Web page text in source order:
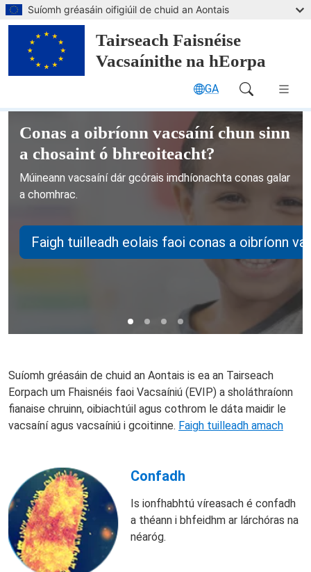
Leapaigh go dtí an príomhábhar
Suíomh gréasáin oifigiúil de chuid an Aontais
Tairseach Faisnéise
Vacsaínithe na hEorpa
GA
Main Navigation (desktop)
Tairseach Faisnéise Vacsaínithe
Conas a oibríonn vacsaíní chun sinn
a chosaint ó bhreoiteacht?
Múineann vacsaíní dár gcórais imdhíonachta conas galar
a chomhrac.
Faigh tuilleadh eolais faoi conas a oibríonn
Suíomh gréasáin de chuid an Aontais is ea an Tairseach
Eorpach um Fhaisnéis faoi Vacsaíniú (EVIP) a sholáthraíonn
fianaise chruinn, oibiachtúil agus cothrom le dáta maidir le
vacsaíní agus vacsaíniú i gcoitinne. Faigh tuilleadh amach
Confadh
Is ionfhabhtú víreasach é confadh
a théann i bhfeidhm ar lárchóras na
néaróg.